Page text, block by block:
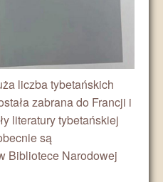
liczba tybetańskich
zabrana do Francji i
literatury tybetańskiej
są
Bibliotece Narodowej